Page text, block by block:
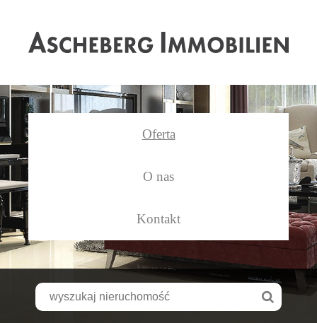
Oferta
O nas
Kontakt